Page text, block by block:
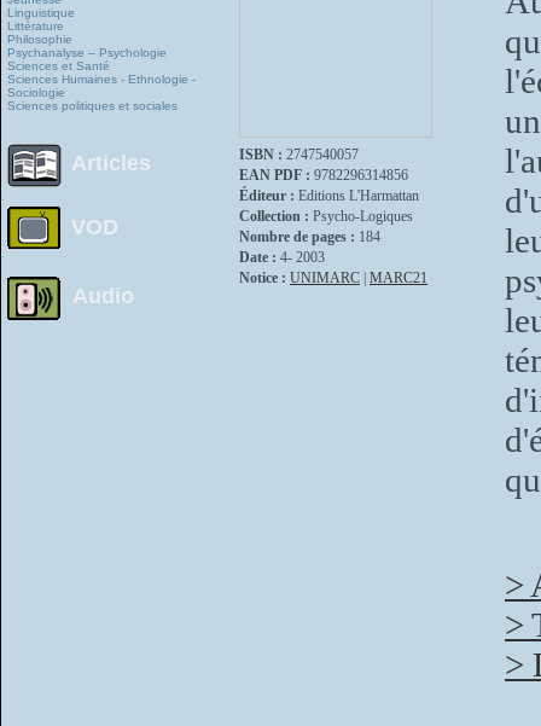
Linguistique
Littérature
Philosophie
Psychanalyse – Psychologie
Sciences et Santé
Sciences Humaines - Ethnologie -
Sociologie
Sciences politiques et sociales
Articles
VOD
Audio
ISBN : 2747540057
EAN PDF : 9782296314856
Éditeur : Editions L'Harmattan
Collection : Psycho-Logiques
Nombre de pages : 184
Date : 4- 2003
Notice : UNIMARC MARC21
>
>
>